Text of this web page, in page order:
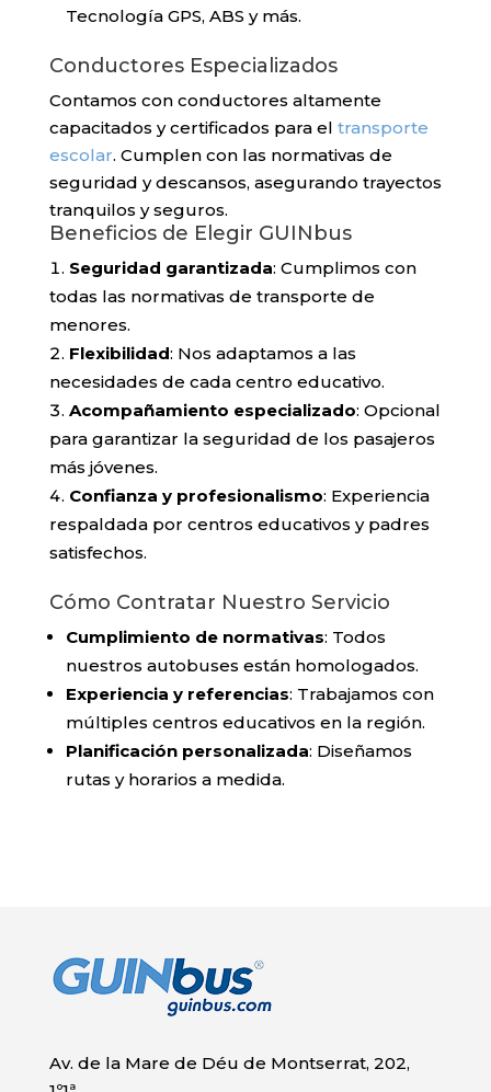
Tecnología GPS, ABS y más.
Conductores Especializados
Contamos con conductores altamente
capacitados y certificados para el transporte
escolar. Cumplen con las normativas de
seguridad y descansos, asegurando trayectos
tranquilos y seguros.
Beneficios de Elegir GUINbus
Seguridad garantizada: Cumplimos con
todas las normativas de transporte de
menores.
Flexibilidad: Nos adaptamos a las
necesidades de cada centro educativo.
Acompañamiento especializado: Opcional
para garantizar la seguridad de los pasajeros
más jóvenes.
Confianza y profesionalismo: Experiencia
respaldada por centros educativos y padres
satisfechos.
Cómo Contratar Nuestro Servicio
Cumplimiento de normativas: Todos
nuestros autobuses están homologados.
Experiencia y referencias: Trabajamos con
múltiples centros educativos en la región.
Planificación personalizada: Diseñamos
rutas y horarios a medida.
Av. de la Mare de Déu de Montserrat, 202,